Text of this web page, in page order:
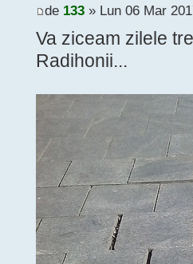
de 133» Lun 06 Mar
Va ziceam zilele
Radihonii...